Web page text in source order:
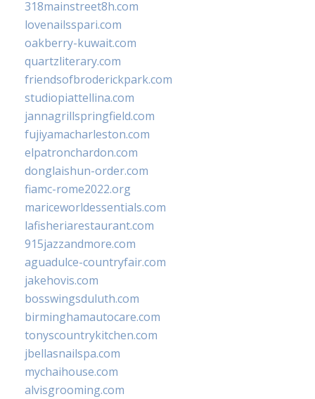
318mainstreet8h.com
lovenailsspari.com
oakberry-kuwait.com
quartzliterary.com
friendsofbroderickpark.com
studiopiattellina.com
jannagrillspringfield.com
fujiyamacharleston.com
elpatronchardon.com
donglaishun-order.com
fiamc-rome2022.org
mariceworldessentials.com
lafisheriarestaurant.com
915jazzandmore.com
aguadulce-countryfair.com
jakehovis.com
bosswingsduluth.com
birminghamautocare.com
tonyscountrykitchen.com
jbellasnailspa.com
mychaihouse.com
alvisgrooming.com